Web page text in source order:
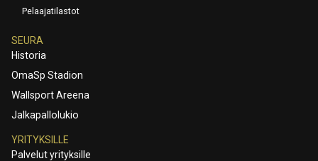
Pelaajatilastot
SEURA
Historia
OmaSp Stadion
Wallsport Areena
Jalkapallolukio
YRITYKSILLE
Palvelut yrityksille